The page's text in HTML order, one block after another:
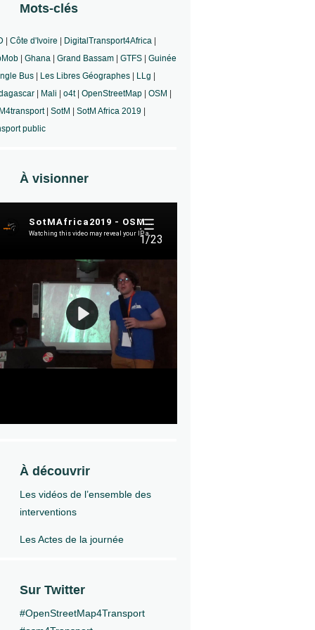
Mots-clés
| Côte d'Ivoire| DigitalTransport4Africa |
| Ghana | Grand Bassam| GTFS| Guinée
Bus| Les Libres Géographes| LLg |
| Mali | o4t| OpenStreetMap| OSM |
| SotM | SotM Africa 2019|
public
À visionner
À découvrir
Les vidéos de l’ensemble des
interventions
Les Actes de la journée
Sur Twitter
#OpenStreetMap4Transport